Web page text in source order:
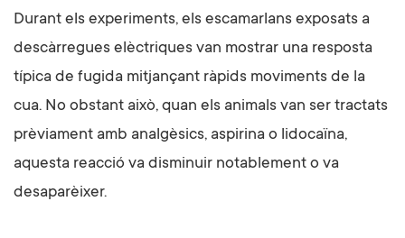
Durant els experiments, els escamarlans exposats a
descàrregues elèctriques van mostrar una resposta
típica de fugida mitjançant ràpids moviments de la
cua. No obstant això, quan els animals van ser tractats
prèviament amb analgèsics, aspirina o lidocaïna,
aquesta reacció va disminuir notablement o va
desaparèixer.